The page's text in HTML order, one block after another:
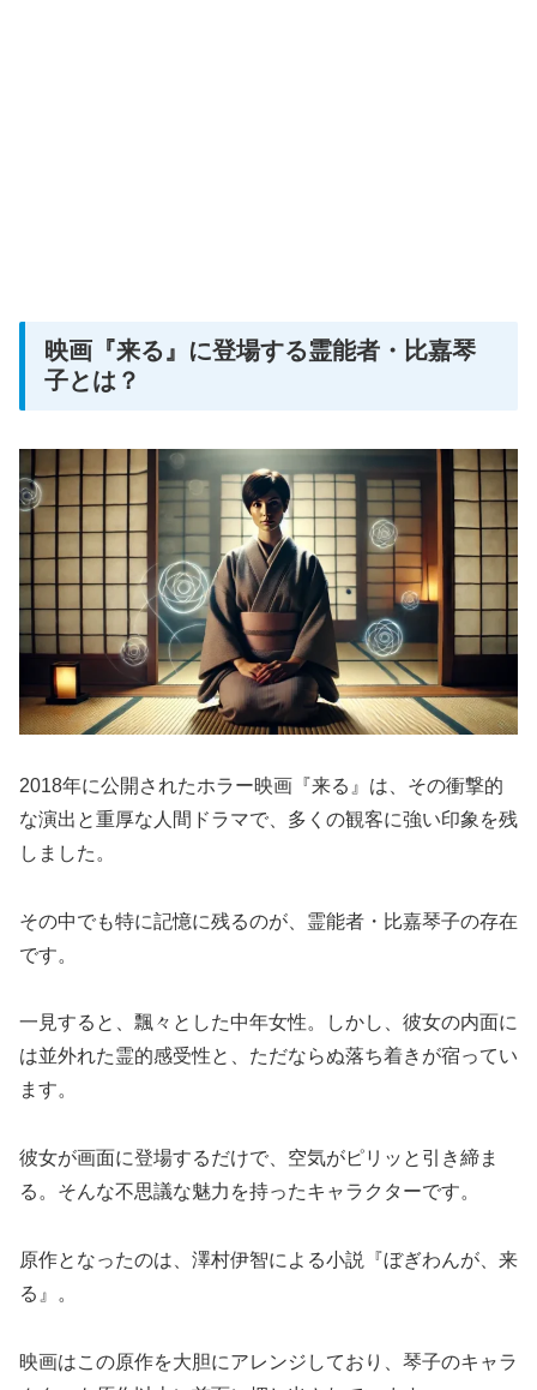
映画『来る』に登場する霊能者・比嘉琴
子とは？
2018年に公開されたホラー映画『来る』は、その衝撃的
な演出と重厚な人間ドラマで、多くの観客に強い印象を残
しました。
その中でも特に記憶に残るのが、霊能者・比嘉琴子の存在
です。
一見すると、飄々とした中年女性。しかし、彼女の内面に
は並外れた霊的感受性と、ただならぬ落ち着きが宿ってい
ます。
彼女が画面に登場するだけで、空気がピリッと引き締ま
る。そんな不思議な魅力を持ったキャラクターです。
原作となったのは、澤村伊智による小説『ぼぎわんが、来
る』。
映画はこの原作を大胆にアレンジしており、琴子のキャラ